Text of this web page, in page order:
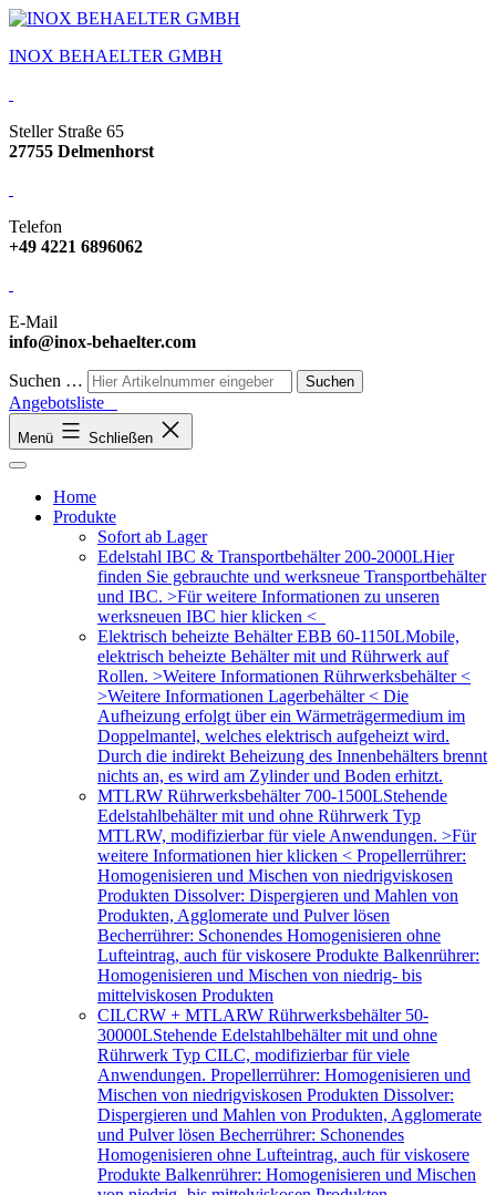
INOX BEHAELTER GMBH
Steller Straße 65
27755 Delmenhorst
Telefon
+49 4221 6896062
E-Mail
info@inox-behaelter.com
Suchen …
Angebotsliste
Menü Schließen
Home
Produkte
Sofort ab Lager
Edelstahl IBC & Transportbehälter 200-2000LHier
finden Sie gebrauchte und werksneue Transportbehälter
und IBC. >Für weitere Informationen zu unseren
werksneuen IBC hier klicken <
Elektrisch beheizte Behälter EBB 60-1150LMobile,
elektrisch beheizte Behälter mit und Rührwerk auf
Rollen. >Weitere Informationen Rührwerksbehälter <
>Weitere Informationen Lagerbehälter < Die
Aufheizung erfolgt über ein Wärmeträgermedium im
Doppelmantel, welches elektrisch aufgeheizt wird.
Durch die indirekt Beheizung des Innenbehälters brennt
nichts an, es wird am Zylinder und Boden erhitzt.
MTLRW Rührwerksbehälter 700-1500LStehende
Edelstahlbehälter mit und ohne Rührwerk Typ
MTLRW, modifizierbar für viele Anwendungen. >Für
weitere Informationen hier klicken < Propellerrührer:
Homogenisieren und Mischen von niedrigviskosen
Produkten Dissolver: Dispergieren und Mahlen von
Produkten, Agglomerate und Pulver lösen
Becherrührer: Schonendes Homogenisieren ohne
Lufteintrag, auch für viskosere Produkte Balkenrührer:
Homogenisieren und Mischen von niedrig- bis
mittelviskosen Produkten
CILCRW + MTLARW Rührwerksbehälter 50-
30000LStehende Edelstahlbehälter mit und ohne
Rührwerk Typ CILC, modifizierbar für viele
Anwendungen. Propellerrührer: Homogenisieren und
Mischen von niedrigviskosen Produkten Dissolver:
Dispergieren und Mahlen von Produkten, Agglomerate
und Pulver lösen Becherrührer: Schonendes
Homogenisieren ohne Lufteintrag, auch für viskosere
Produkte Balkenrührer: Homogenisieren und Mischen